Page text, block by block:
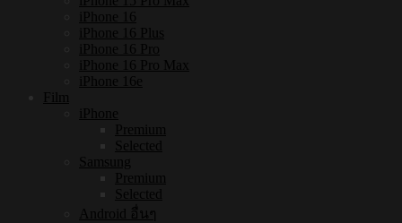
iPhone 16
iPhone 16 Plus
iPhone 16 Pro
iPhone 16 Pro Max
iPhone 16e
Film
iPhone
Premium
Selected
Samsung
Premium
Selected
Android อื่นๆ